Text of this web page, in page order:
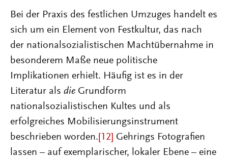
Bei der Praxis des festlichen Umzuges handelt es
sich um ein Element von Festkultur, das nach
der nationalsozialistischen Machtübernahme in
besonderem Maße neue politische
Implikationen erhielt. Häufig ist es in der
Literatur als die Grundform
nationalsozialistischen Kultes und als
erfolgreiches Mobilisierungsinstrument
beschrieben worden. [12] Gehrings Fotografien
lassen – auf exemplarischer, lokaler Ebene – eine